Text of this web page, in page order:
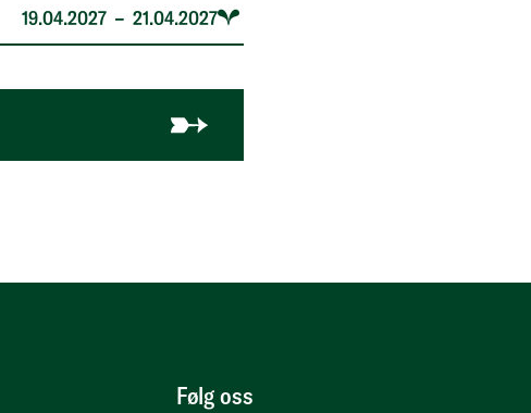
19.04.2027 – 21.04.2027
- 010 (Fulltegnet) (fra 18.09.2025 til
Følg oss